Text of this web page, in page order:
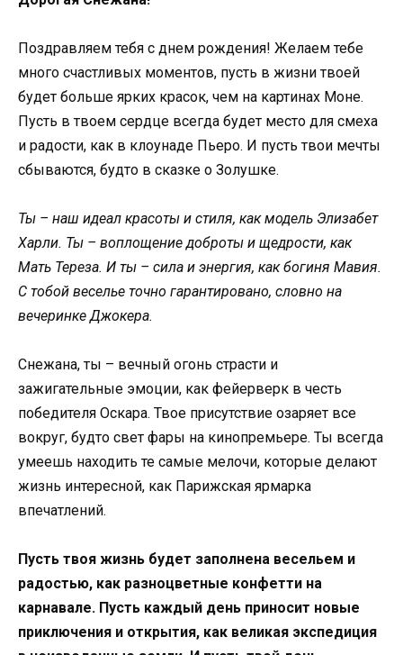
Поздравляем тебя с днем рождения! Желаем тебе
много счастливых моментов, пусть в жизни твоей
будет больше ярких красок, чем на картинах Моне.
Пусть в твоем сердце всегда будет место для смеха
и радости, как в клоунаде Пьеро. И пусть твои мечты
сбываются, будто в сказке о Золушке.
Ты – наш идеал красоты и стиля, как модель Элизабет
Харли. Ты – воплощение доброты и щедрости, как
Мать Тереза. И ты – сила и энергия, как богиня Мавия.
С тобой веселье точно гарантировано, словно на
вечеринке Джокера.
Снежана, ты – вечный огонь страсти и
зажигательные эмоции, как фейерверк в честь
победителя Оскара. Твое присутствие озаряет все
вокруг, будто свет фары на кинопремьере. Ты всегда
умеешь находить те самые мелочи, которые делают
жизнь интересной, как Парижская ярмарка
впечатлений.
Пусть твоя жизнь будет заполнена весельем и
радостью, как разноцветные конфетти на
карнавале. Пусть каждый день приносит новые
приключения и открытия, как великая экспедиция